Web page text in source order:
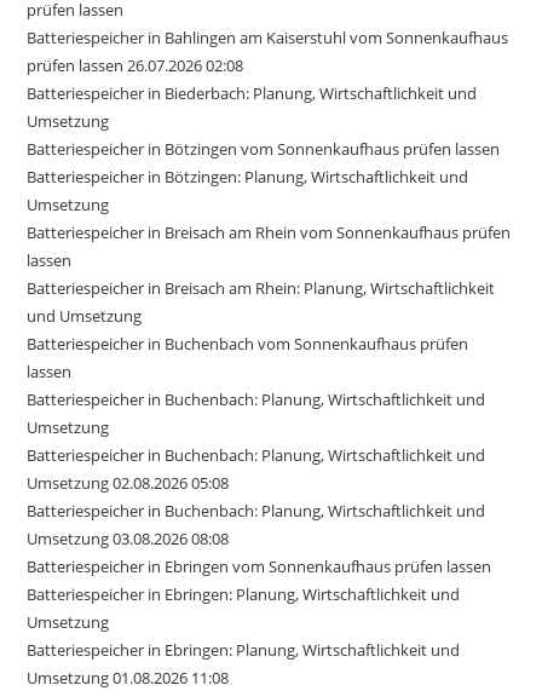
prüfen lassen
Batteriespeicher in Bahlingen am Kaiserstuhl vom Sonnenkaufhaus
prüfen lassen 26.07.2026 02:08
Batteriespeicher in Biederbach: Planung, Wirtschaftlichkeit und
Umsetzung
Batteriespeicher in Bötzingen vom Sonnenkaufhaus prüfen lassen
Batteriespeicher in Bötzingen: Planung, Wirtschaftlichkeit und
Umsetzung
Batteriespeicher in Breisach am Rhein vom Sonnenkaufhaus prüfen
lassen
Batteriespeicher in Breisach am Rhein: Planung, Wirtschaftlichkeit
und Umsetzung
Batteriespeicher in Buchenbach vom Sonnenkaufhaus prüfen
lassen
Batteriespeicher in Buchenbach: Planung, Wirtschaftlichkeit und
Umsetzung
Batteriespeicher in Buchenbach: Planung, Wirtschaftlichkeit und
Umsetzung 02.08.2026 05:08
Batteriespeicher in Buchenbach: Planung, Wirtschaftlichkeit und
Umsetzung 03.08.2026 08:08
Batteriespeicher in Ebringen vom Sonnenkaufhaus prüfen lassen
Batteriespeicher in Ebringen: Planung, Wirtschaftlichkeit und
Umsetzung
Batteriespeicher in Ebringen: Planung, Wirtschaftlichkeit und
Umsetzung 01.08.2026 11:08